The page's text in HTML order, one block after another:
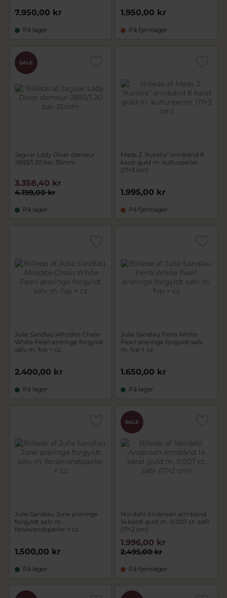
7.950,00 kr
På lager
1.950,00 kr
På fjernlager
SALE
Jaguar Lady Diver dameur
J893/1 20 bar 35mm
4.198,00 kr
3.358,40 kr
På lager
Mads Z "Aurelia" armbånd 8
karat guld m. kulturperler
(17+3 cm)
1.995,00 kr
På fjernlager
Julie Sandlau Afrodite Chain
White Pearl øreringe forgyldt
sølv m. fvp + cz
2.400,00 kr
På lager
Julie Sandlau Perla White
Pearl øreringe forgyldt sølv
m. fvp + cz
1.650,00 kr
På lager
Julie Sandlau June øreringe
forgyldt sølv m.
ferskvandsperler + cz
1.500,00 kr
På lager
SALE
Nordahl Andersen armbånd
14 karat guld m. 0,007 ct. safir
(17+2 cm)
2.495,00 kr
1.996,00 kr
På fjernlager